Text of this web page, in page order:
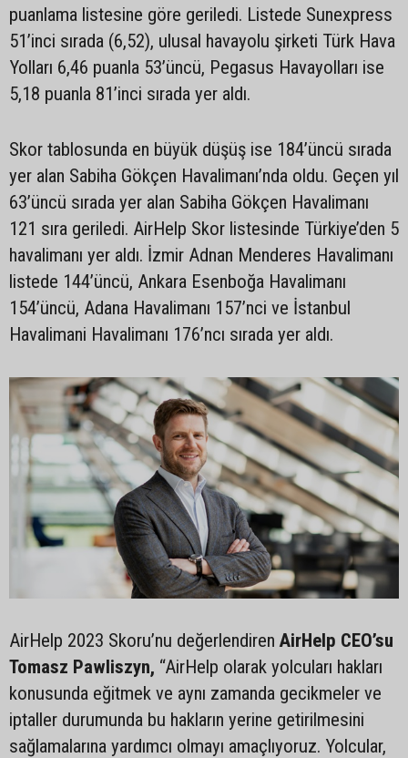
puanlama listesine göre geriledi. Listede Sunexpress
51’inci sırada (6,52), ulusal havayolu şirketi Türk Hava
Yolları 6,46 puanla 53’üncü, Pegasus Havayolları ise
5,18 puanla 81’inci sırada yer aldı.
Skor tablosunda en büyük düşüş ise 184’üncü sırada
yer alan Sabiha Gökçen Havalimanı’nda oldu. Geçen yıl
63’üncü sırada yer alan Sabiha Gökçen Havalimanı
121 sıra geriledi. AirHelp Skor listesinde Türkiye’den 5
havalimanı yer aldı. İzmir Adnan Menderes Havalimanı
listede 144’üncü, Ankara Esenboğa Havalimanı
154’üncü, Adana Havalimanı 157’nci ve İstanbul
Havalimani Havalimanı 176’ncı sırada yer aldı.
AirHelp 2023 Skoru’nu değerlendiren AirHelp CEO’su
Tomasz Pawliszyn, “AirHelp olarak yolcuları hakları
konusunda eğitmek ve aynı zamanda gecikmeler ve
iptaller durumunda bu hakların yerine getirilmesini
sağlamalarına yardımcı olmayı amaçlıyoruz. Yolcular,